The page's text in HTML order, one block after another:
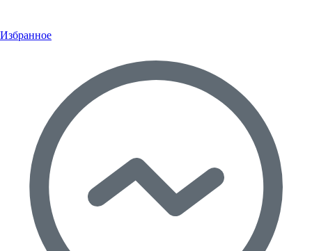
Избранное